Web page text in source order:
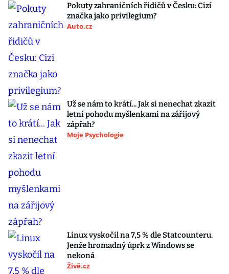
Pokuty zahraničních řidičů v Česku: Cizí
značka jako privilegium?
Auto.cz
Už se nám to krátí... Jak si nenechat zkazit
letní pohodu myšlenkami na zářijový
zápřah?
Moje Psychologie
Linux vyskočil na 7,5 % dle Statcounteru.
Jenže hromadný úprk z Windows se
nekoná
Živě.cz